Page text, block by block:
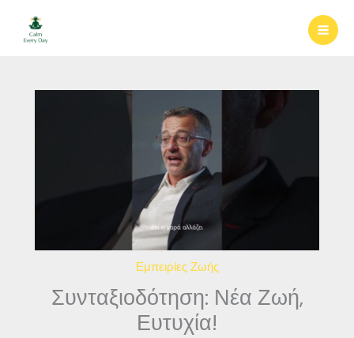
περιεχόμενο
Εμπειρίες Ζωής
Συνταξιοδότηση: Νέα Ζωή,
Ευτυχία!